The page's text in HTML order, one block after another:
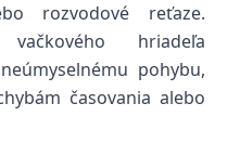
rozvodové reťaze.
hriadeľa
pohybu,
časovania alebo